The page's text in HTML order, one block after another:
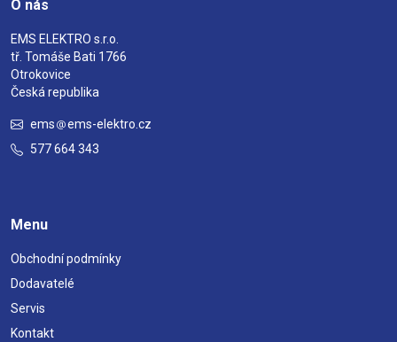
O nás
EMS ELEKTRO s.r.o.
tř. Tomáše Bati 1766
Otrokovice
Česká republika
ems
ems-elektro.cz
577 664 343
Menu
Obchodní podmínky
Dodavatelé
Servis
Kontakt